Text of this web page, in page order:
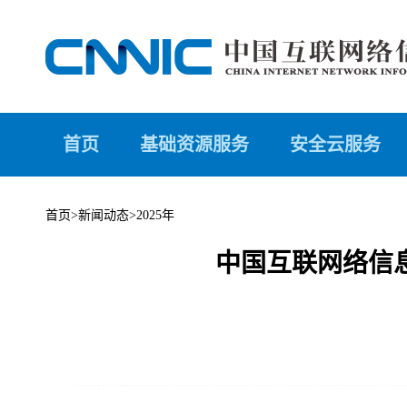
首页 基础资源服务 安全云服务
首页>新闻动态>2025年
中国互联网络信